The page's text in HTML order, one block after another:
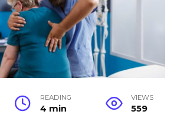
READING
4 min
VIEWS
559